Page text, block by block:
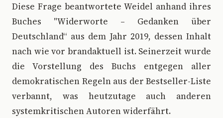
Diese Frage beantwortete Weidel anhand ihres
Buches "Widerworte – Gedanken über
Deutschland“ aus dem Jahr 2019, dessen Inhalt
nach wie vor brandaktuell ist. Seinerzeit wurde
die Vorstellung des Buchs entgegen aller
demokratischen Regeln aus der Bestseller-Liste
verbannt, was heutzutage auch anderen
systemkritischen Autoren widerfährt.